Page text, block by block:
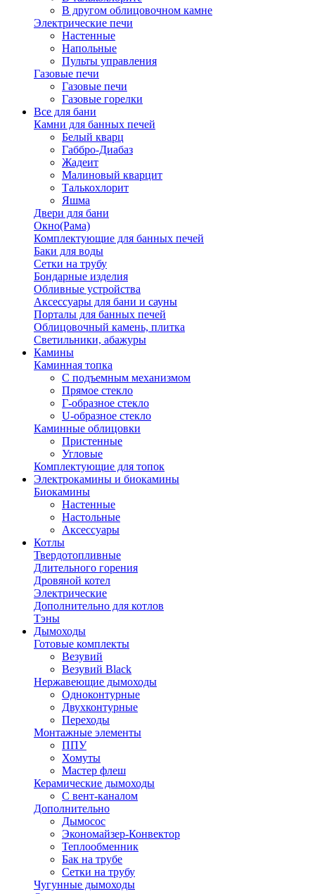
В другом облицовочном камне
Электрические печи
Настенные
Напольные
Пульты управления
Газовые печи
Газовые печи
Газовые горелки
Все для бани
Камни для банных печей
Белый кварц
Габбро-Диабаз
Жадеит
Малиновый кварцит
Талькохлорит
Яшма
Двери для бани
Окно(Рама)
Комплектующие для банных печей
Баки для воды
Сетки на трубу
Бондарные изделия
Обливные устройства
Аксессуары для бани и сауны
Порталы для банных печей
Облицовочный камень, плитка
Светильники, абажуры
Камины
Каминная топка
С подъемным механизмом
Прямое стекло
Г-образное стекло
U-образное стекло
Каминные облицовки
Пристенные
Угловые
Комплектующие для топок
Электрокамины и биокамины
Биокамины
Настенные
Настольные
Аксессуары
Котлы
Твердотопливные
Длительного горения
Дровяной котел
Электрические
Дополнительно для котлов
Тэны
Дымоходы
Готовые комплекты
Везувий
Везувий Black
Нержавеющие дымоходы
Одноконтурные
Двухконтурные
Переходы
Монтажные элементы
ППУ
Хомуты
Мастер флеш
Керамические дымоходы
С вент-каналом
Дополнительно
Дымосос
Экономайзер-Конвектор
Теплообменник
Бак на трубе
Сетки на трубу
Чугунные дымоходы